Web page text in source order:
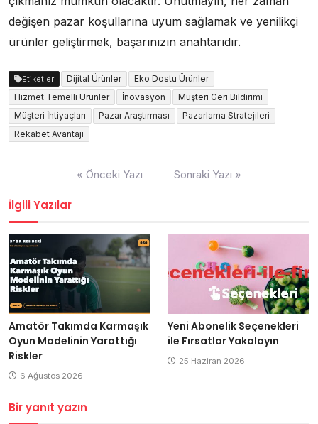
değişen pazar koşullarına uyum sağlamak ve yenilikçi
ürünler geliştirmek, başarınızın anahtarıdır.
Etiketler Dijital Ürünler
Eko Dostu Ürünler
Hizmet Temelli Ürünler
İnovasyon
Müşteri Geri Bildirimi
Müşteri İhtiyaçları
Pazar Araştırması
Pazarlama Stratejileri
Rekabet Avantajı
« Önceki Yazı Sonraki Yazı »
İlgili Yazılar
Amatör Takımda Karmaşık
Oyun Modelinin Yarattığı
Riskler
6 Ağustos 2026
Yeni Abonelik Seçenekleri
ile Fırsatlar Yakalayın
25 Haziran 2026
Bir yanıt yazın